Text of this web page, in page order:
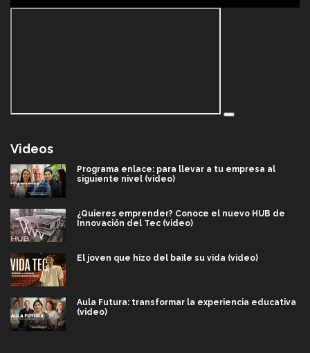
Videos
Programa enlace: para llevar a tu empresa al
siguiente nivel (video)
¿Quieres emprender? Conoce el nuevo HUB de
Innovación del Tec (video)
El joven que hizo del baile su vida (video)
Aula Futura: transformar la experiencia educativa
(video)